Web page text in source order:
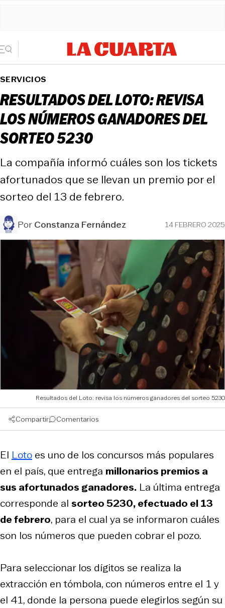
SERVICIOS
RESULTADOS DEL LOTO: REVISA
LOS NÚMEROS GANADORES DEL
SORTEO 5230
La compañía informó cuáles son los tickets
afortunados que se llevan un premio por el
sorteo del 13 de febrero.
PorConstanza Fernández 14 FEBRERO 2025
Resultados del Loto: revisa los números ganadores del sorteo 5230
Compartir Comentarios
El Loto es uno de los concursos más populares
en el país, que entrega millonarios premios a
sus afortunados ganadores. La última entrega
corresponde al sorteo 5230, efectuado el 13
de febrero, para el cual ya se informaron cuáles
son los números que pueden cobrar el pozo.
Para seleccionar los dígitos se realiza la
extracción en tómbola, con números entre el 1 y
el 41, donde la persona puede elegirlos según su